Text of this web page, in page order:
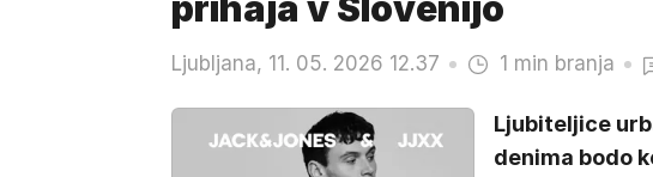
Ljubljana, 11. 05. 2026 12.37 1 min branja
Ljubiteljice
denima bodo